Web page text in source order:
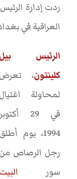
ردت إدارة الرئيس
العراقية في
الرئيس بيل
كلينتون، تعرض
لمحاولة اغتيال
في 29 أكتوبر
1994، يوم أطلق
رجل الرصاص من
سور البيت